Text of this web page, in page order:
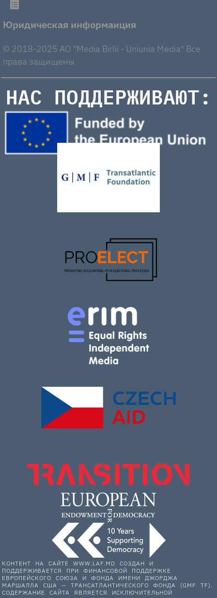
Юридическая информаиция
© 2018-2025 AO "Media Birlii - Uniunia Media" Все
права защищены
НАС ПОДДЕРЖИВАЮТ:
КОНТЕНТ НА САЙТЕ WWW.LAF.MD СОЗДАН И
ПОДДЕРЖИВАЕТСЯ ПРИ ФИНАНСОВОЙ ПОДДЕРЖКЕ
ЕВРОПЕЙСКОГО СОЮЗА И ФОНДА ИМЕНИ ДЖОРДЖА
МАРШАЛЛА США — ТРАНСАТЛАНТИЧЕСКОГО ФОНДА (GMF TF).
СОДЕРЖАНИЕ САЙТА ЯВЛЯЕТСЯ ИСКЛЮЧИТЕЛЬНОЙ